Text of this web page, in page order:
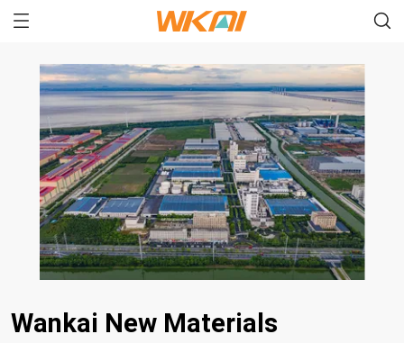
Wankai New Materials